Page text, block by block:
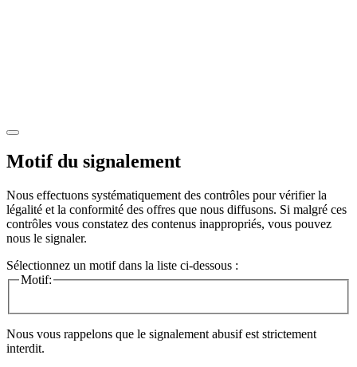
Motif du signalement
Nous effectuons systématiquement des contrôles pour vérifier la
légalité et la conformité des offres que nous diffusons. Si malgré ces
contrôles vous constatez des contenus inappropriés, vous pouvez
nous le signaler.
Sélectionnez un motif dans la liste ci-dessous :
Motif:
Nous vous rappelons que le signalement abusif est strictement
interdit.